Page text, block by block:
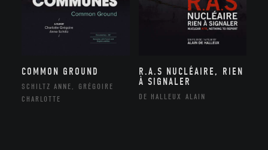
COMMON GROUND
SCHILTZ ANNE, GRÉGOIRE
CHARLOTTE
R.A.S NUCLÉAIRE, RIEN
À SIGNALER
DE HALLEUX ALAIN